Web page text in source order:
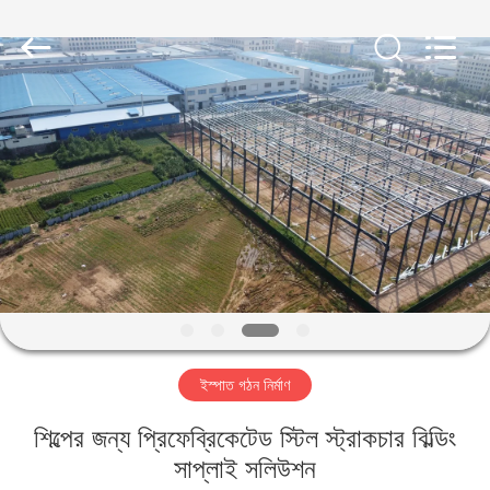
বাড়ি
পণ্য
ভিডিও
ভিআর
শো
আমাদের
Co.,
Ltd..
All
Rights
Reserved.
ইস্পাত গঠন নির্মাণ
শিল্পের জন্য প্রিফেব্রিকেটেড স্টিল স্ট্রাকচার বিল্ডিং
সাপ্লাই সলিউশন